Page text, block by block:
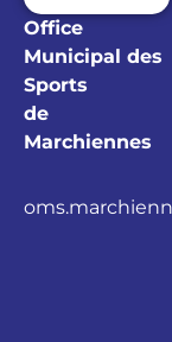
Office
Municipal des
Sports
de
Marchiennes